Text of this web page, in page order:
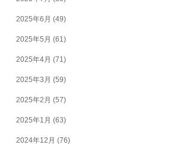
2025年6月 (49)
2025年5月 (61)
2025年4月 (71)
2025年3月 (59)
2025年2月 (57)
2025年1月 (63)
2024年12月 (76)